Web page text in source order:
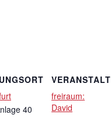
40
freiraum:
David